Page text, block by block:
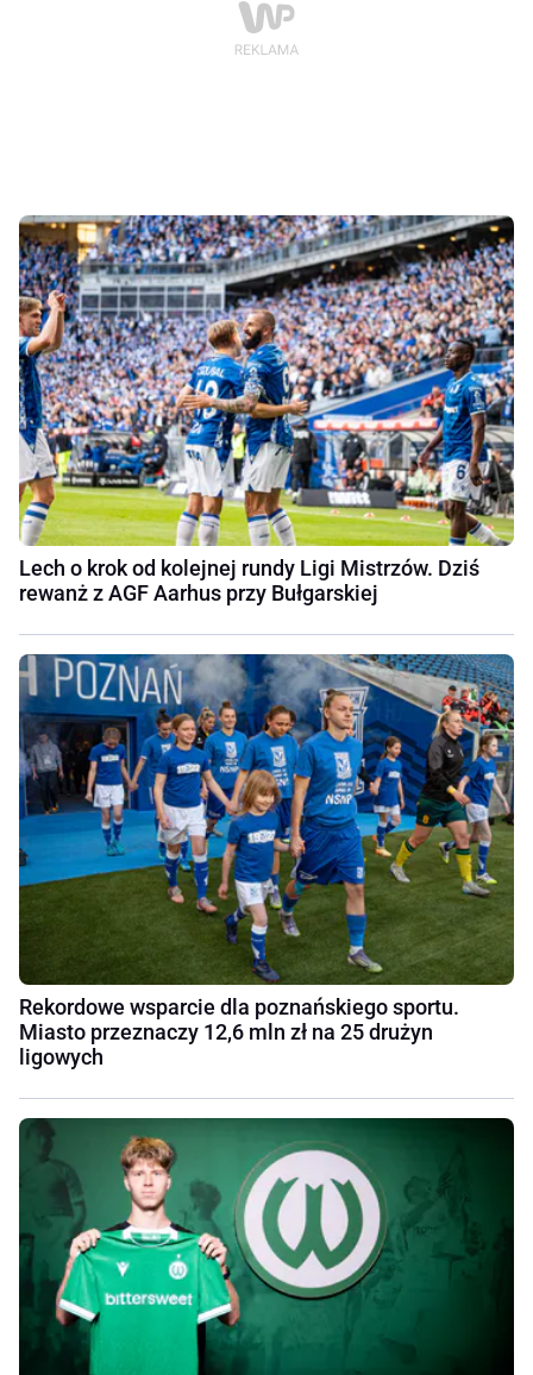
Lech o krok od kolejnej rundy Ligi Mistrzów. Dziś
rewanż z AGF Aarhus przy Bułgarskiej
Rekordowe wsparcie dla poznańskiego sportu.
Miasto przeznaczy 12,6 mln zł na 25 drużyn
ligowych